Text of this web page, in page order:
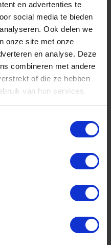
en advertenties te
social media te bieden
Ook delen we
onze site met onze
en analyse. Deze
combineren met andere
of die ze hebben
van hun services.
schoenen, dan is dit
de volgende
zet je
verdwijnen als sneeuw
UIT SCHOENEN